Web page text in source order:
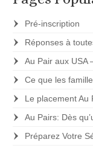
Pré-inscription
Réponses à
Au Pair aux USA
Ce que les
Le placement Au
Au Pairs: Dès
Préparez Votre